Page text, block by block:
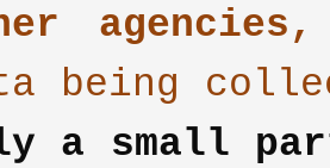
being
a small